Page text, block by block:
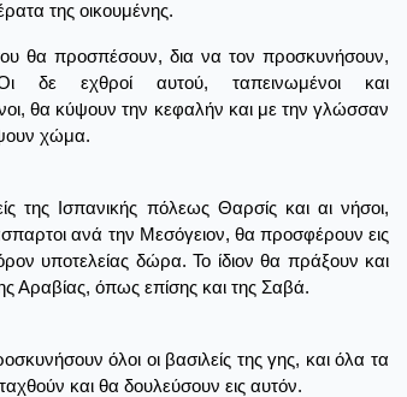
της οικουμένης.
θα προσπέσουν, δια να τον προσκυνήσουν,
δε εχθροί αυτού, ταπεινωμένοι και
θα κύψουν την κεφαλήν και με την γλώσσαν
χώμα.
της Ισπανικής πόλεως Θαρσίς και αι νήσοι,
ανά την Μεσόγειον, θα προσφέρουν εις
υποτελείας δώρα. Το ίδιον θα πράξουν και
Αραβίας, όπως επίσης και της Σαβά.
όλοι οι βασιλείς της γης, και όλα τα
και θα δουλεύσουν εις αυτόν.